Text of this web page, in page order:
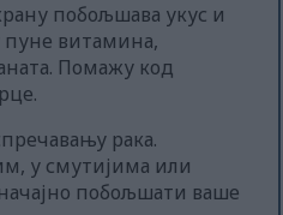
побољшава укус и
пуне витамина,
Помажу код
рака.
у смутијима или
побољшати ваше